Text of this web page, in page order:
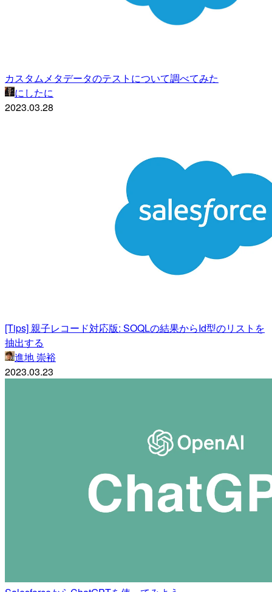
カスタムメタデータのテストについて調べてみた
にしたに
2023.03.28
[Tips] 親子レコード対応版: SOQLの結果からId型のリストを
抽出する
進地 崇裕
2023.03.23